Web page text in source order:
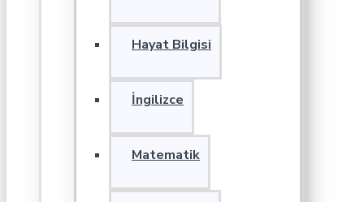
Hayat Bilgisi
İngilizce
Matematik